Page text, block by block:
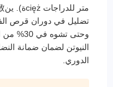
تضليل في دوران قرص
وحتى
النيوتن لضمان ضمانة
الدوري.